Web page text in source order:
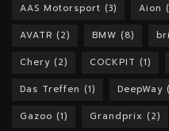
AAS Motorsport (3) Aion
AVATR (2) BMW (8)
Chery (2) COCKPIT (1)
Das Treffen (1) DeepWay
Gazoo (1) Grandprix (2)